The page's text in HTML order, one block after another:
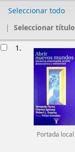
Seleccionar todo
Seleccionar
1.
Portada local